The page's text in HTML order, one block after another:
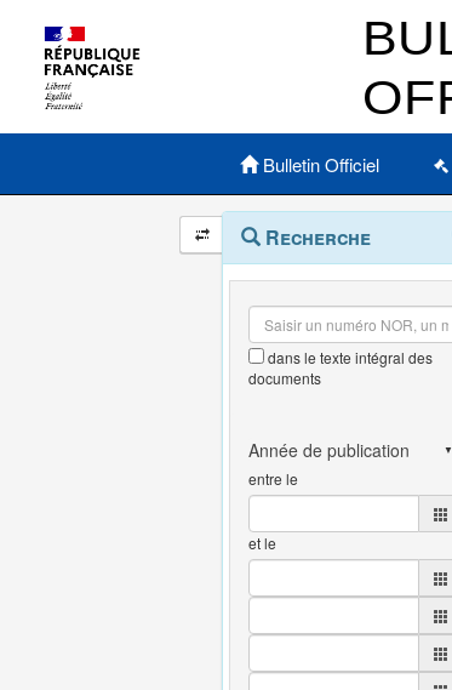
Menu principal
Bulletin Officiel
Navigation
et
outils
annexes
Menu
contextuel
Recherche
dans le texte intégral des
documents
entre le
et le